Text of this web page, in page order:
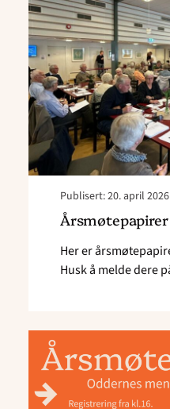
Publisert: 20. april 2026
Årsmøtepapirer
Her er
Husk å melde dere